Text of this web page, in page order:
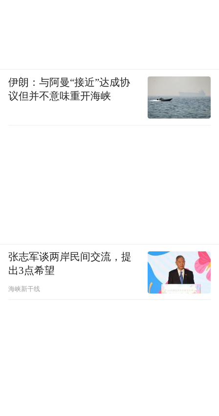
伊朗：与阿曼“接近”达成协
议但并不意味重开海峡
张志军谈两岸民间交流，提
出3点希望
海峡新干线